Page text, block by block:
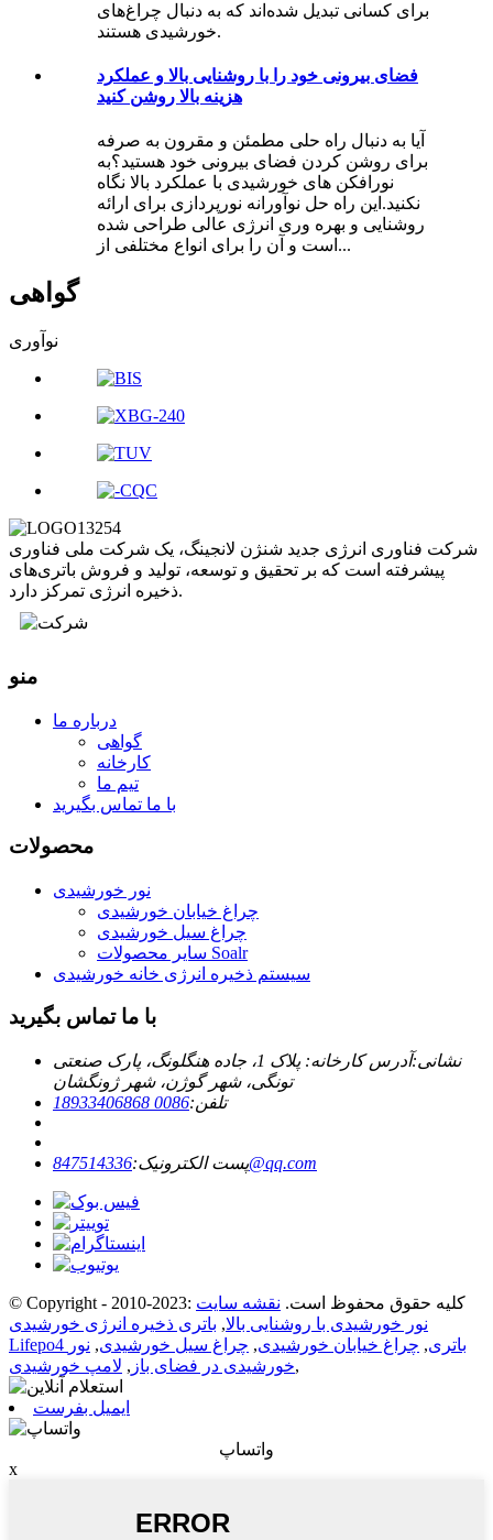
برای کسانی تبدیل شده‌اند که به دنبال چراغ‌های
خورشیدی هستند.
فضای بیرونی خود را با روشنایی بالا و عملکرد
هزینه بالا روشن کنید
آیا به دنبال راه حلی مطمئن و مقرون به صرفه
برای روشن کردن فضای بیرونی خود هستید؟به
نورافکن های خورشیدی با عملکرد بالا نگاه
نکنید.این راه حل نوآورانه نورپردازی برای ارائه
روشنایی و بهره وری انرژی عالی طراحی شده
است و آن را برای انواع مختلفی از...
گواهی
نوآوری
شرکت فناوری انرژی جدید شنژن لانجینگ، یک شرکت ملی فناوری
پیشرفته است که بر تحقیق و توسعه، تولید و فروش باتری‌های
ذخیره انرژی تمرکز دارد.
منو
درباره ما
گواهی
کارخانه
تیم ما
با ما تماس بگیرید
محصولات
نور خورشیدی
چراغ خیابان خورشیدی
چراغ سیل خورشیدی
سایر محصولات Soalr
سیستم ذخیره انرژی خانه خورشیدی
با ما تماس بگیرید
نشانی:
آدرس کارخانه: پلاک 1، جاده هنگلونگ، پارک صنعتی
تونگی، شهر گوژن، شهر ژونگشان
تلفن:0086 18933406868
پست الکترونیک:847514336@qq.com
© Copyright - 2010-2023: کلیه حقوق محفوظ است. نقشه سایت
نور خورشیدی با روشنایی بالا, باتری ذخیره انرژی خورشیدی
Lifepo4 باتری, چراغ خیابان خورشیدی, چراغ سیل خورشیدی, نور
خورشیدی در فضای باز , لامپ خورشیدی ,
ایمیل بفرست
واتساپ
x